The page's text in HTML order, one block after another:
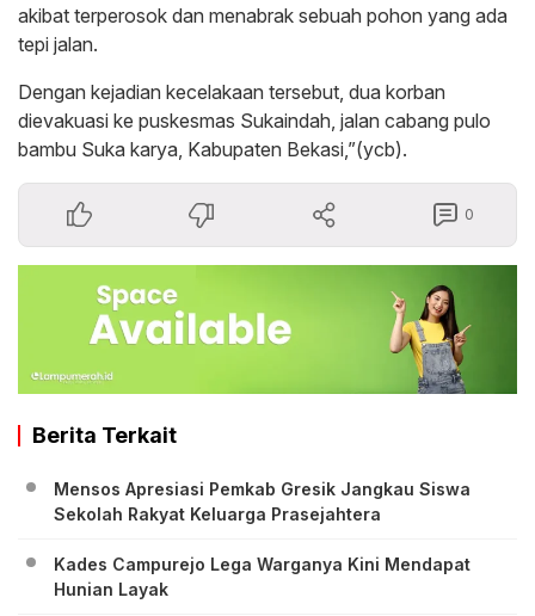
akibat terperosok dan menabrak sebuah pohon yang ada
tepi jalan.
Dengan kejadian kecelakaan tersebut, dua korban
dievakuasi ke puskesmas Sukaindah, jalan cabang pulo
bambu Suka karya, Kabupaten Bekasi,”(ycb).
0
Berita Terkait
Mensos Apresiasi Pemkab Gresik Jangkau Siswa
Sekolah Rakyat Keluarga Prasejahtera
Kades Campurejo Lega Warganya Kini Mendapat
Hunian Layak